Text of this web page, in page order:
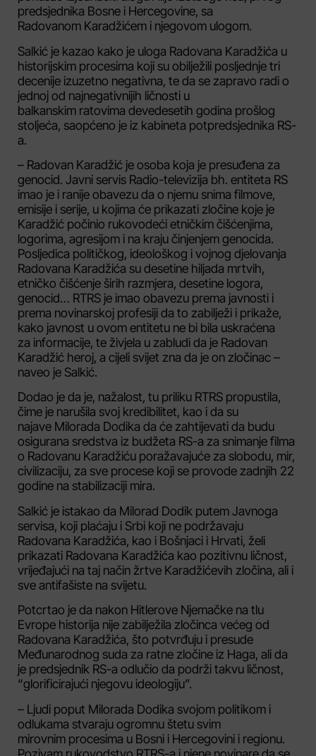
predsjednika Bosne i Hercegovine, sa
Radovanom Karadžićem i njegovom ulogom.
Salkić je kazao kako je uloga Radovana Karadžića u
historijskim procesima koji su obilježili posljednje tri
decenije izuzetno negativna, te da se zapravo radi o
jednoj od najnegativnijih ličnosti u
balkanskim ratovima devedesetih godina prošlog
stoljeća, saopćeno je iz kabineta potpredsjednika RS-
a.
– Radovan Karadžić je osoba koja je presuđena za
genocid. Javni servis Radio-televizija bh. entiteta RS
imao je i ranije obavezu da o njemu snima filmove,
emisije i serije, u kojima će prikazati zločine koje je
Karadžić počinio rukovodeći etničkim čišćenjima,
logorima, agresijom i na kraju činjenjem genocida.
Posljedica političkog, ideološkog i vojnog djelovanja
Radovana Karadžića su desetine hiljada mrtvih,
etničko čišćenje širih razmjera, desetine logora,
genocid… RTRS je imao obavezu prema javnosti i
prema novinarskoj profesiji da to zabilježi i prikaže,
kako javnost u ovom entitetu ne bi bila uskraćena
za informacije, te živjela u zabludi da je Radovan
Karadžić heroj, a cijeli svijet zna da je on zločinac –
naveo je Salkić.
Dodao je da je, nažalost, tu priliku RTRS propustila,
čime je narušila svoj kredibilitet, kao i da su
najave Milorada Dodika da će zahtijevati da budu
osigurana sredstva iz budžeta RS-a za snimanje filma
o Radovanu Karadžiću poražavajuće za slobodu, mir,
civilizaciju, za sve procese koji se provode zadnjih 22
godine na stabilizaciji mira.
Salkić je istakao da Milorad Dodik putem Javnoga
servisa, koji plaćaju i Srbi koji ne podržavaju
Radovana Karadžića, kao i Bošnjaci i Hrvati, želi
prikazati Radovana Karadžića kao pozitivnu ličnost,
vrijeđajući na taj način žrtve Karadžićevih zločina, ali i
sve antifašiste na svijetu.
Potcrtao je da nakon Hitlerove Njemačke na tlu
Evrope historija nije zabilježila zločinca većeg od
Radovana Karadžića, što potvrđuju i presude
Međunarodnog suda za ratne zločine iz Haga, ali da
je predsjednik RS-a odlučio da podrži takvu ličnost,
“glorificirajući njegovu ideologiju”.
– Ljudi poput Milorada Dodika svojom politikom i
odlukama stvaraju ogromnu štetu svim
mirovnim procesima u Bosni i Hercegovini i regionu.